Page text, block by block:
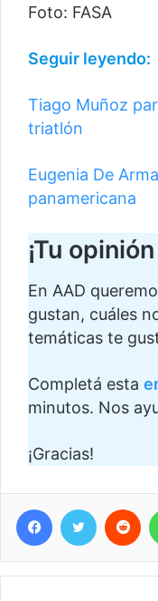
Foto: FASA
Seguir leyendo:
Tiago Muñoz
triatlón
Eugenia De
panamericana
¡Tu
En AAD
gustan, cuáles
temáticas te
Completá esta
minutos. Nos
¡Gracias!
Facebook
Twitter